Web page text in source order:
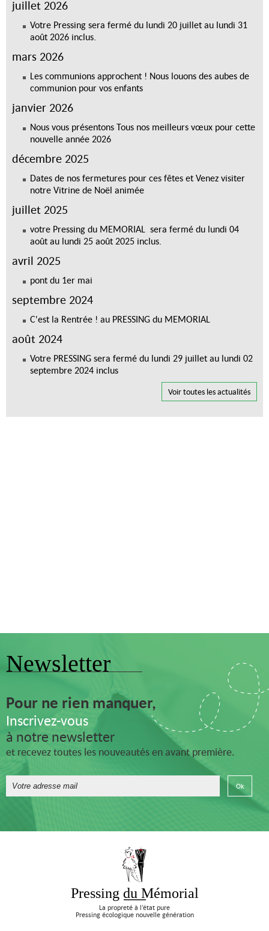
juillet 2026
Votre Pressing sera fermé du lundi 20 juillet au lundi 31
août 2026 inclus.
mars 2026
Les communions approchent ! Nous louons des aubes de
communion pour vos enfants
janvier 2026
Nous vous présentons Tous nos meilleurs vœux pour cette
nouvelle année 2026
décembre 2025
Dates de nos fermetures pour ces fêtes et Venez visiter
notre Vitrine de Noël animée
juillet 2025
votre Pressing du MEMORIAL sera fermé du lundi 04
août au lundi 25 août 2025 inclus.
avril 2025
pont du 1er mai
septembre 2024
C'est la Rentrée ! au PRESSING du MEMORIAL
août 2024
Votre PRESSING sera fermé du lundi 29 juillet au lundi 02
septembre 2024 inclus
Voir toutes les actualités
Newsletter
Pour ne rien manquer,
Inscrivez-vous
à notre newsletter
et recevez toutes les nouveautés en avant première.
Pressing du Mémorial
La propreté à l’état pure
Pressing écologique nouvelle génération